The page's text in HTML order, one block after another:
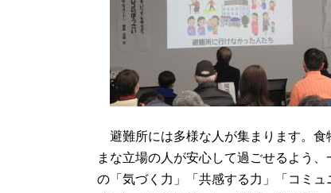
避難所には多様な人が集まります。食
まな立場の人が安心して過ごせるよう
の「気づく力」「共感する力」「コミ